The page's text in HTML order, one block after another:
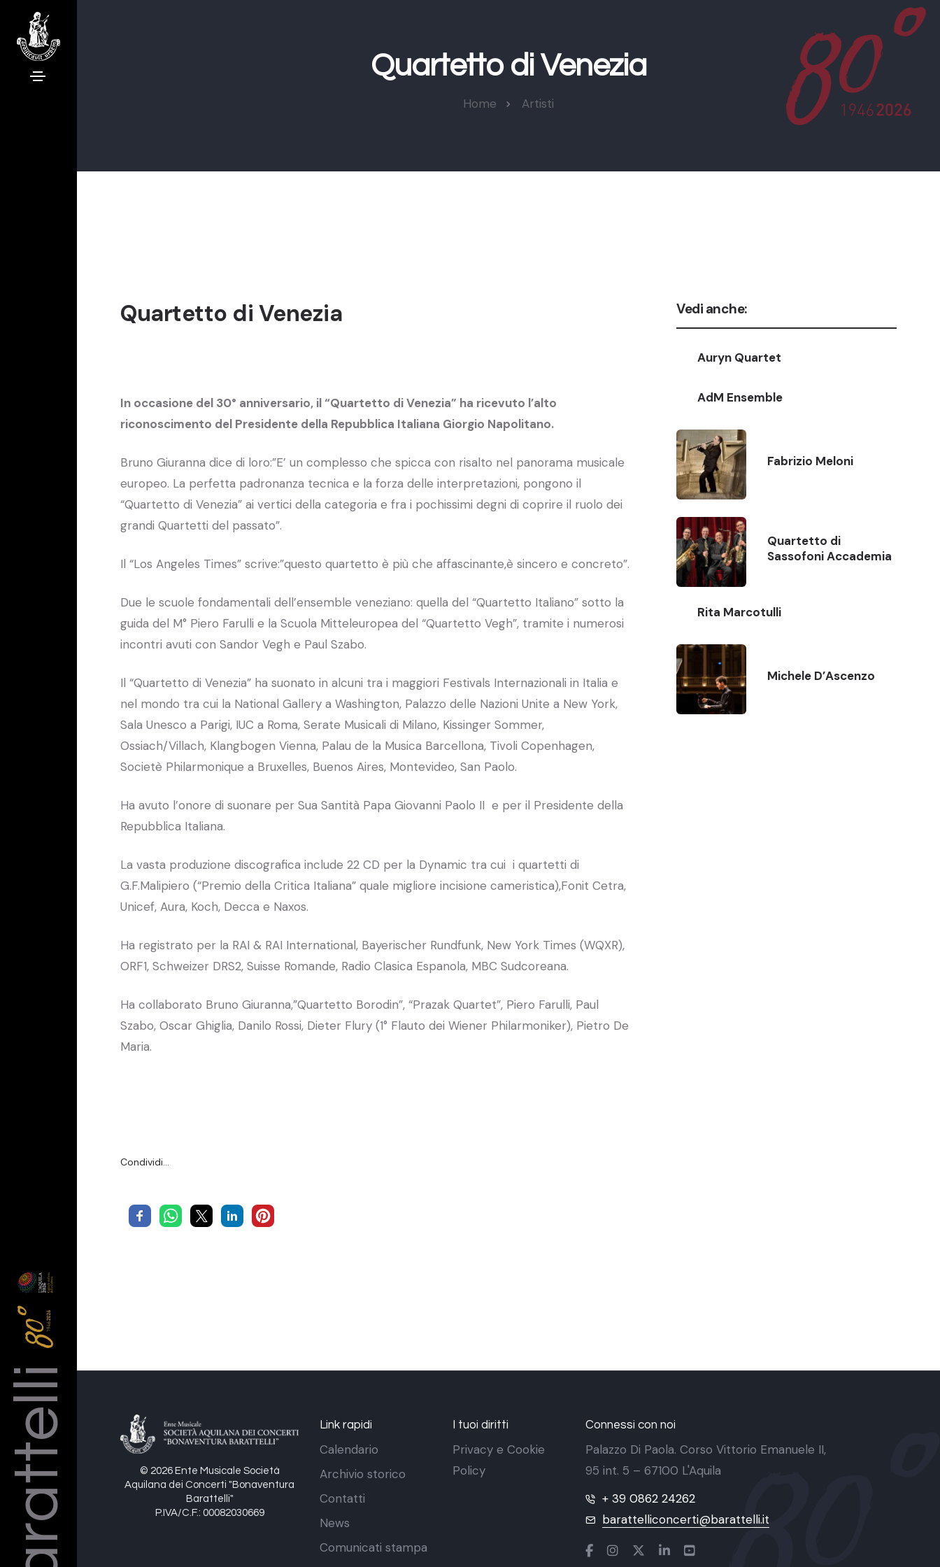
Barattelli
Quartetto di Venezia
Home Artisti
Quartetto di Venezia
In occasione del 30° anniversario, il “Quartetto di Venezia” ha ricevuto l’alto
riconoscimento del Presidente della Repubblica Italiana Giorgio Napolitano.
Bruno Giuranna dice di loro:”E’ un complesso che spicca con risalto nel panorama musicale
europeo. La perfetta padronanza tecnica e la forza delle interpretazioni, pongono il
“Quartetto di Venezia” ai vertici della categoria e fra i pochissimi degni di coprire il ruolo dei
grandi Quartetti del passato”.
Il “Los Angeles Times” scrive:”questo quartetto è più che affascinante,è sincero e concreto”.
Due le scuole fondamentali dell’ensemble veneziano: quella del “Quartetto Italiano” sotto la
guida del M° Piero Farulli e la Scuola Mitteleuropea del “Quartetto Vegh”, tramite i numerosi
incontri avuti con Sandor Vegh e Paul Szabo.
Il “Quartetto di Venezia” ha suonato in alcuni tra i maggiori Festivals Internazionali in Italia e
nel mondo tra cui la National Gallery a Washington, Palazzo delle Nazioni Unite a New York,
Sala Unesco a Parigi, IUC a Roma, Serate Musicali di Milano, Kissinger Sommer,
Ossiach/Villach, Klangbogen Vienna, Palau de la Musica Barcellona, Tivoli Copenhagen,
Societè Philarmonique a Bruxelles, Buenos Aires, Montevideo, San Paolo.
Ha avuto l’onore di suonare per Sua Santità Papa Giovanni Paolo II e per il Presidente della
Repubblica Italiana.
La vasta produzione discografica include 22 CD per la Dynamic tra cui i quartetti di
G.F.Malipiero (“Premio della Critica Italiana” quale migliore incisione cameristica),Fonit Cetra,
Unicef, Aura, Koch, Decca e Naxos.
Ha registrato per la RAI & RAI International, Bayerischer Rundfunk, New York Times (WQXR),
ORF1, Schweizer DRS2, Suisse Romande, Radio Clasica Espanola, MBC Sudcoreana.
Ha collaborato Bruno Giuranna,”Quartetto Borodin”, “Prazak Quartet”, Piero Farulli, Paul
Szabo, Oscar Ghiglia, Danilo Rossi, Dieter Flury (1° Flauto dei Wiener Philarmoniker), Pietro De
Maria.
Condividi…
Vedi anche:
Auryn Quartet
AdM Ensemble
Fabrizio Meloni
Quartetto di
Sassofoni Accademia
Rita Marcotulli
Michele D’Ascenzo
© 2026 Ente Musicale Società
Aquilana dei Concerti "Bonaventura
Barattelli"
P.IVA/C.F.: 00082030669
Link rapidi
Calendario
Archivio storico
Contatti
News
Comunicati stampa
I tuoi diritti
Privacy e Cookie
Policy
Connessi con noi
Palazzo Di Paola. Corso Vittorio Emanuele II,
95 int. 5 – 67100 L'Aquila
+ 39 0862 24262
barattelliconcerti@barattelli.it